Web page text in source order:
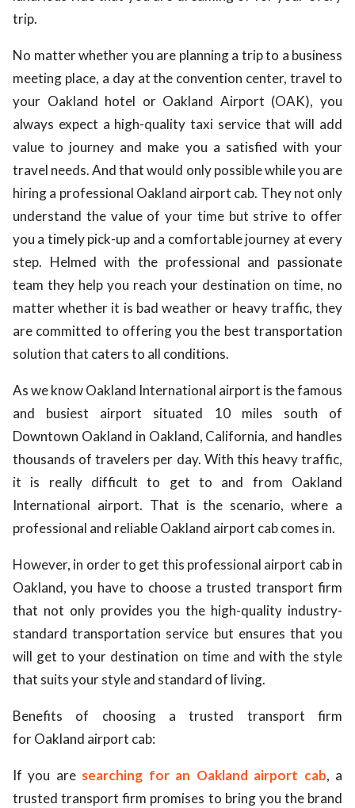
trip.
No matter whether you are planning a trip to a business
meeting place, a day at the convention center, travel to
your Oakland hotel or Oakland Airport (OAK), you
always expect a high-quality taxi service that will add
value to journey and make you a satisfied with your
travel needs. And that would only possible while you are
hiring a professional Oakland airport cab. They not only
understand the value of your time but strive to offer
you a timely pick-up and a comfortable journey at every
step. Helmed with the professional and passionate
team they help you reach your destination on time, no
matter whether it is bad weather or heavy traffic, they
are committed to offering you the best transportation
solution that caters to all conditions.
As we know Oakland International airport is the famous
and busiest airport situated 10 miles south of
Downtown Oakland in Oakland, California, and handles
thousands of travelers per day. With this heavy traffic,
it is really difficult to get to and from Oakland
International airport. That is the scenario, where a
professional and reliable Oakland airport cab comes in.
However, in order to get this professional airport cab in
Oakland, you have to choose a trusted transport firm
that not only provides you the high-quality industry-
standard transportation service but ensures that you
will get to your destination on time and with the style
that suits your style and standard of living.
Benefits of choosing a trusted transport firm
for Oakland airport cab:
If you are searching for an Oakland airport cab, a
trusted transport firm promises to bring you the brand